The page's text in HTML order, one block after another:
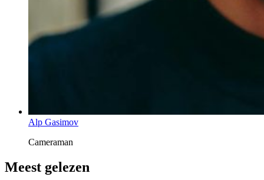
Alp Gasimov
Cameraman
Meest gelezen